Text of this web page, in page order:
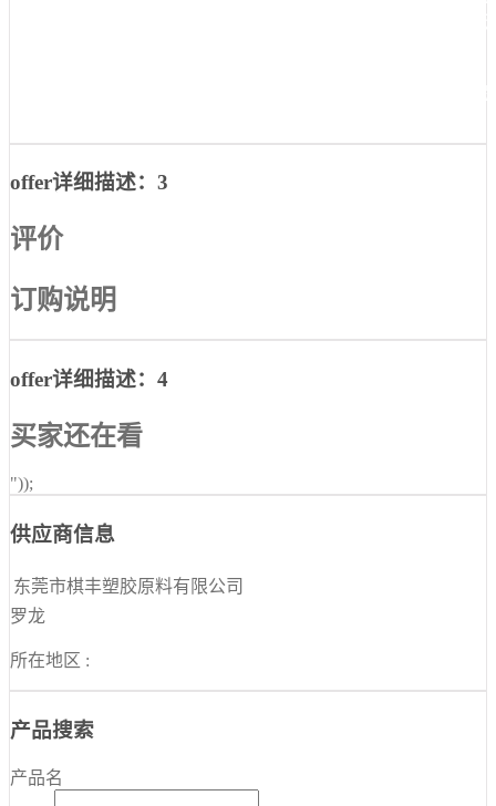
offer详细描述：3
评价
订购说明
offer详细描述：4
买家还在看
"));
供应商信息
东莞市棋丰塑胶原料有限公司
罗龙
所在地区 :
产品搜索
产品名